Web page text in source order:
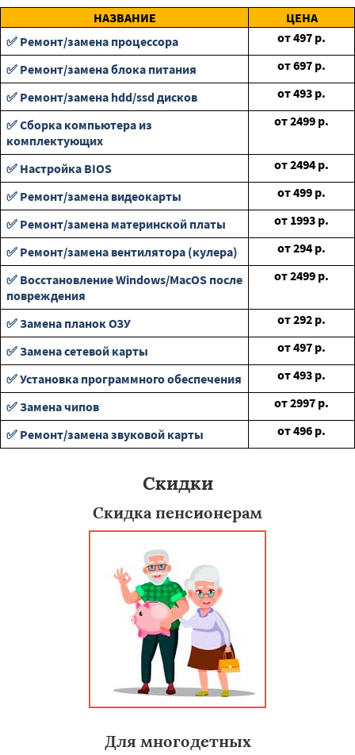
НАЗВАНИЕ
ЦЕНА
✅ Ремонт/замена процессора
от497 р.
✅ Ремонт/замена блока питания
от697 р.
✅ Ремонт/замена hdd/ssd дисков
от493 р.
✅ Сборка компьютера из
комплектующих
от2499 р.
✅ Настройка BIOS от2494 р.
✅ Ремонт/замена видеокарты
от499 р.
✅ Ремонт/замена материнской платы
от 1993 р.
✅ Ремонт/замена вентилятора (кулера)
от294 р.
✅ Восстановление Windows/MacOS после
повреждения
от2499 р.
✅ Замена планок ОЗУ от292 р.
✅ Замена сетевой карты
от497 р.
✅ Установка программного обеспечения
от493 р.
✅ Замена чипов
от2997 р.
✅ Ремонт/замена звуковой карты
от496 р.
Скидки
Скидка пенсионерам
Для многодетных